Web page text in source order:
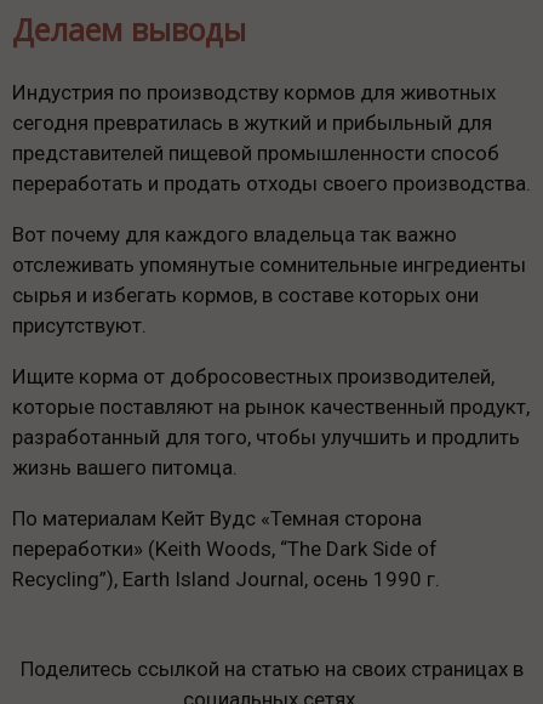
Делаем выводы
Индустрия по производству кормов для животных
сегодня превратилась в жуткий и прибыльный для
представителей пищевой промышленности способ
переработать и продать отходы своего производства.
Вот почему для каждого владельца так важно
отслеживать упомянутые сомнительные ингредиенты
сырья и избегать кормов, в составе которых они
присутствуют.
Ищите корма от добросовестных производителей,
которые поставляют на рынок качественный продукт,
разработанный для того, чтобы улучшить и продлить
жизнь вашего питомца.
По материалам Кейт Вудс «Темная сторона
переработки» (Keith Woods, “The Dark Side of
Recycling”), Earth Island Journal, осень 1990 г.
Поделитесь ссылкой на статью на своих страницах в
социальных сетях.